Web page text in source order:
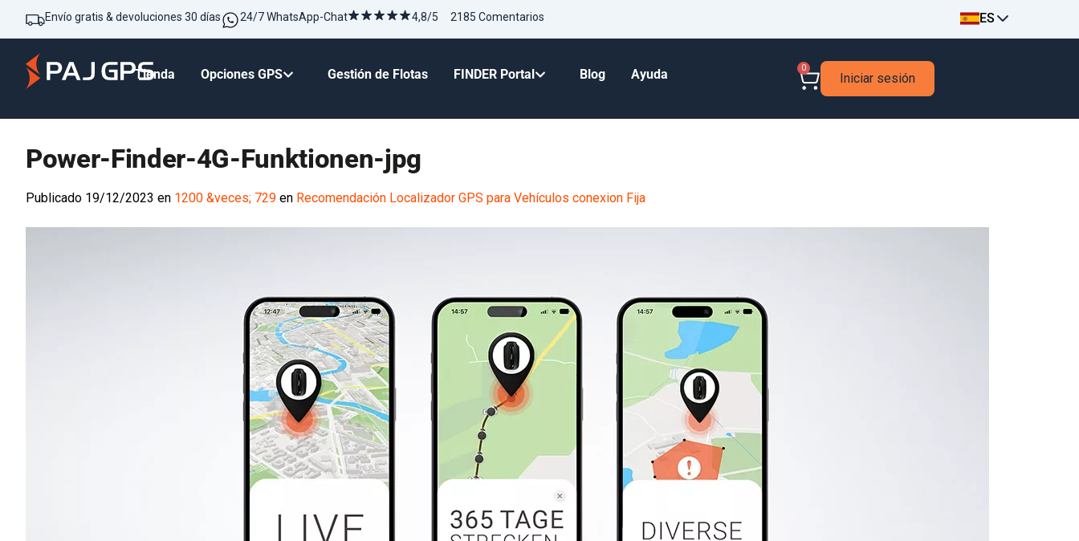
Envío gratis & devoluciones 30 días 24/7 WhatsApp-Chat 4,8/5 2185 Comentarios ES
Tienda Opciones GPS Gestión de Flotas FINDER Portal Blog Ayuda 0
Iniciar sesión
Power-Finder-4G-Funktionen-jpg
Publicado 19/12/2023 en 1200 &veces; 729 en Recomendación Localizador GPS para Vehículos conexion Fija